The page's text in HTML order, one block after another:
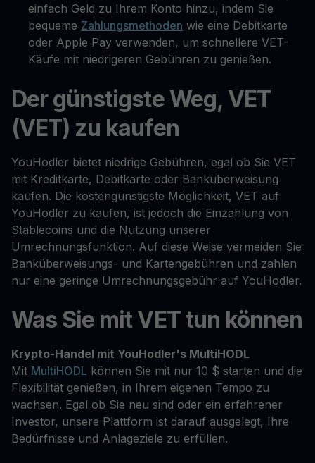
einfach Geld zu Ihrem Konto hinzu, indem Sie
bequeme Zahlungsmethoden wie eine Debitkarte
oder Apple Pay verwenden, um schnellere VET-
Käufe mit niedrigeren Gebühren zu genießen.
Der günstigste Weg, VET
(VET) zu kaufen
YouHodler bietet niedrige Gebühren, egal ob Sie VET
mit Kreditkarte, Debitkarte oder Banküberweisung
kaufen. Die kostengünstigste Möglichkeit, VET auf
YouHodler zu kaufen, ist jedoch die Einzahlung von
Stablecoins und die Nutzung unserer
Umrechnungsfunktion. Auf diese Weise vermeiden Sie
Banküberweisungs- und Kartengebühren und zahlen
nur eine geringe Umrechnungsgebühr auf YouHodler.
Was Sie mit VET tun können
Krypto-Handel mit YouHodler's MultiHODL
Mit MultiHODL können Sie mit nur 10 $ starten und die
Flexibilität genießen, in Ihrem eigenen Tempo zu
wachsen. Egal ob Sie neu sind oder ein erfahrener
Investor, unsere Plattform ist darauf ausgelegt, Ihre
Bedürfnisse und Anlageziele zu erfüllen.